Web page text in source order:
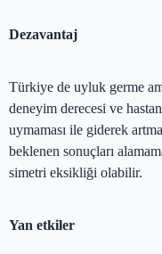
Dezavantaj
Türkiye de uyluk germe
deneyim derecesi ve
uymaması ile giderek
beklenen sonuçları
simetri eksikliği olabilir.
Yan etkiler